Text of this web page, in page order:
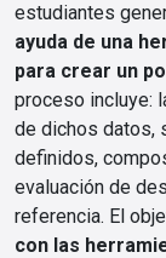
estudiantes
ayuda de una
para crear un
proceso incluye:
de dichos datos,
definidos,
evaluación de
referencia. El
con las